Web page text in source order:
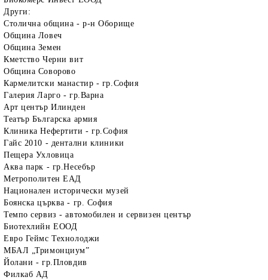
Други:
Столична община - р-н Оборище
Община Ловеч
Община Земен
Кметство Черни вит
Община Соворово
Кармелитски манастир - гр.София
Галерия Ларго - гр.Варна
Арт център Илинден
Театър Българска армия
Клиника Нефертити - гр.София
Гайс 2010 - дентални клиники
Пещера Ухловица
Аква парк - гр.Несебър
Метрополитен ЕАД
Национален исторически музей
Боянска църква - гр. София
Темпо сервиз - автомобилен и сервизен център
Биотехлийн ЕООД
Евро Геймс Технолоджи
МБАЛ „Тримонциум”
Йолани - гр.Пловдив
Филкаб АД